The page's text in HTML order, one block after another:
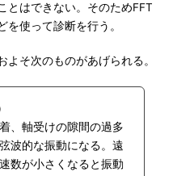
とはできない。そのためFFT
使って診断を行う。
そ次のものがあげられる。
、軸受けの隙間の過多
波的な振動になる。遠
数が小さくなると振動